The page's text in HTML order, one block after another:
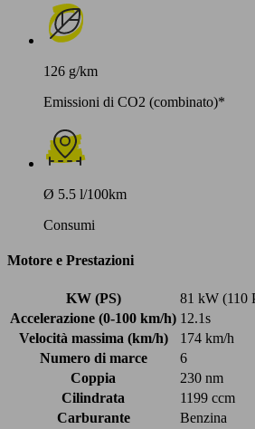
126 g/km
Emissioni di CO2 (combinato)*
Ø 5.5 l/100km
Consumi
Motore e Prestazioni
KW (PS)
81 kW (110
Accelerazione (0-100 km/h) 12.1s
Velocità massima (km/h)
174 km/h
Numero di marce
6
Coppia
230 nm
Cilindrata
1199 ccm
Carburante
Benzina